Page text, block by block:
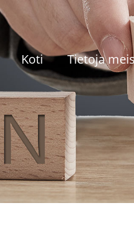
Koti Tietoja